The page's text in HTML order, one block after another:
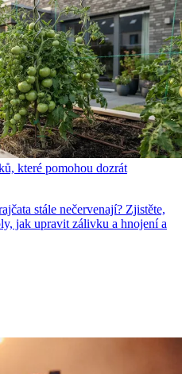
které pomohou dozrát
stále nečervenají? Zjistěte,
jak upravit zálivku a hnojení a